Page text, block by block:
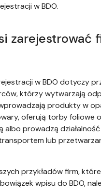
w BDO.
zarejestrować
w BDO dotyczy
którzy wytwarzają
produkty w
oferują torby foliowe
albo prowadzą
lub
przykładów firm,
wpisu do BDO,